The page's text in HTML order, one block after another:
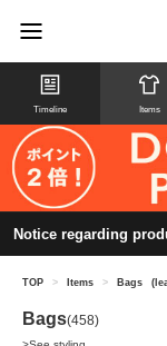
Timeline Items
Notice regarding
TOP > Items > Bags
Bags(458)